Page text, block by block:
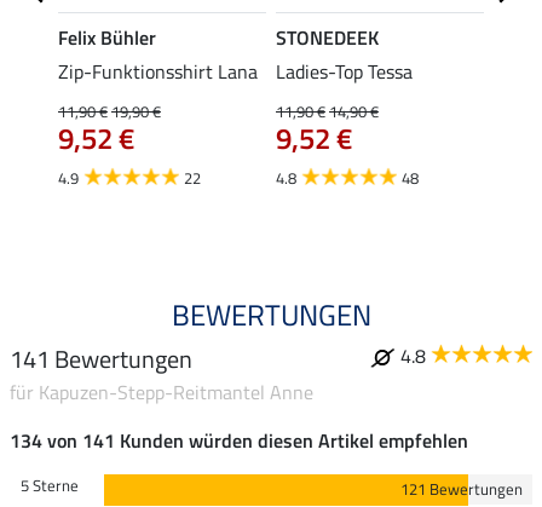
Felix Bühler
Zip-Funktionsshirt Lana
11,90 €19,90 €
9,52 €
4.9 22
STONEDEEK
Ladies-Top Tessa
11,90 €14,90 €
9,52 €
4.8 48
BEWERTUNGEN
141 Bewertungen
4.8
für Kapuzen-Stepp-Reitmantel Anne
134 von 141 Kunden würden diesen Artikel empfehlen
5 Sterne
121 Bewertungen